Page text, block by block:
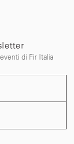
di Fir Italia